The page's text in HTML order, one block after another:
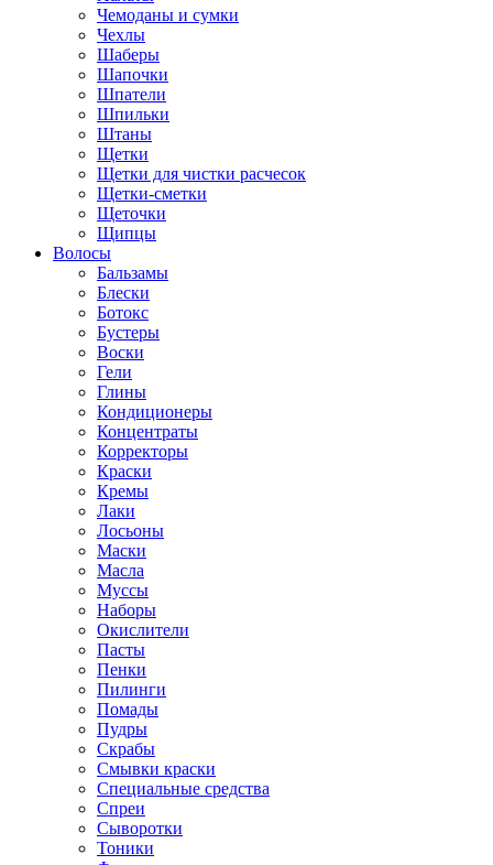
Чемоданы и сумки
Чехлы
Шаберы
Шапочки
Шпатели
Шпильки
Штаны
Щетки
Щетки для чистки расчесок
Щетки-сметки
Щеточки
Щипцы
Волосы
Бальзамы
Блески
Ботокс
Бустеры
Воски
Гели
Глины
Кондиционеры
Концентраты
Корректоры
Краски
Кремы
Лаки
Лосьоны
Маски
Масла
Муссы
Наборы
Окислители
Пасты
Пенки
Пилинги
Помады
Пудры
Скрабы
Смывки краски
Специальные средства
Спреи
Сыворотки
Тоники